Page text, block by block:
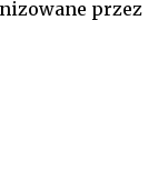
przez